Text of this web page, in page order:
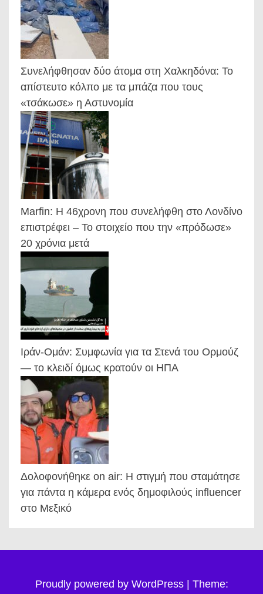
Συνελήφθησαν δύο άτομα στη Χαλκηδόνα: Το
απίστευτο κόλπο με τα μπάζα που τους
«τσάκωσε» η Αστυνομία
Marfin: Η 46χρονη που συνελήφθη στο Λονδίνο
επιστρέφει – Το στοιχείο που την «πρόδωσε»
20 χρόνια μετά
Ιράν-Ομάν: Συμφωνία για τα Στενά του Ορμούζ
— το κλειδί όμως κρατούν οι ΗΠΑ
Δολοφονήθηκε on air: Η στιγμή που σταμάτησε
για πάντα η κάμερα ενός δημοφιλούς influencer
στο Μεξικό
Proudly powered by WordPress | Theme: